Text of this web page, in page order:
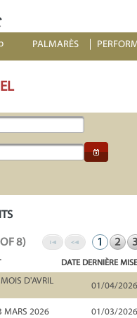
PALMARÈS
8) 1 2
DATE DERNIÈRE
D'AVRIL
01/04/
MARS 2026 01/03/